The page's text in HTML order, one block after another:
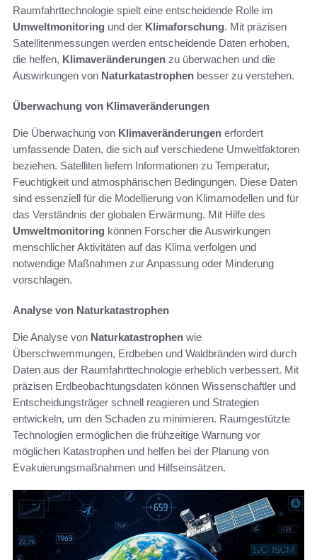
Raumfahrttechnologie spielt eine entscheidende Rolle im
Umweltmonitoring und der Klimaforschung. Mit präzisen
Satellitenmessungen werden entscheidende Daten erhoben,
die helfen, Klimaveränderungen zu überwachen und die
Auswirkungen von Naturkatastrophen besser zu verstehen.
Überwachung von Klimaveränderungen
Die Überwachung von Klimaveränderungen erfordert
umfassende Daten, die sich auf verschiedene Umweltfaktoren
beziehen. Satelliten liefern Informationen zu Temperatur,
Feuchtigkeit und atmosphärischen Bedingungen. Diese Daten
sind essenziell für die Modellierung von Klimamodellen und für
das Verständnis der globalen Erwärmung. Mit Hilfe des
Umweltmonitoring können Forscher die Auswirkungen
menschlicher Aktivitäten auf das Klima verfolgen und
notwendige Maßnahmen zur Anpassung oder Minderung
vorschlagen.
Analyse von Naturkatastrophen
Die Analyse von Naturkatastrophen wie
Überschwemmungen, Erdbeben und Waldbränden wird durch
Daten aus der Raumfahrttechnologie erheblich verbessert. Mit
präzisen Erdbeobachtungsdaten können Wissenschaftler und
Entscheidungsträger schnell reagieren und Strategien
entwickeln, um den Schaden zu minimieren. Raumgestützte
Technologien ermöglichen die frühzeitige Warnung vor
möglichen Katastrophen und helfen bei der Planung von
Evakuierungsmaßnahmen und Hilfseinsätzen.